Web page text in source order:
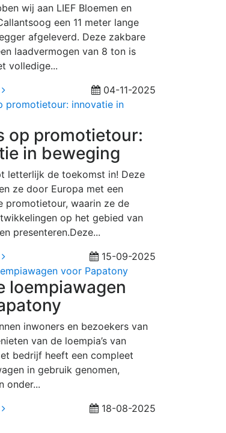
wij aan LIEF Bloemen en
een 11 meter lange
afgeleverd. Deze zakbare
laadvermogen van 8 ton is
volledige...
04-11-2025
op promotietour:
in beweging
letterlijk de toekomst in! Deze
ze door Europa met een
promotietour, waarin ze de
op het gebied van
presenteren.Deze...
15-09-2025
loempiawagen
inwoners en bezoekers van
van de loempia’s van
bedrijf heeft een compleet
in gebruik genomen,
onder...
18-08-2025